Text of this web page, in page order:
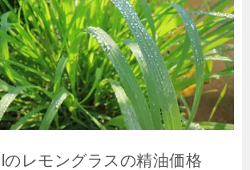
レモングラスの精油価格